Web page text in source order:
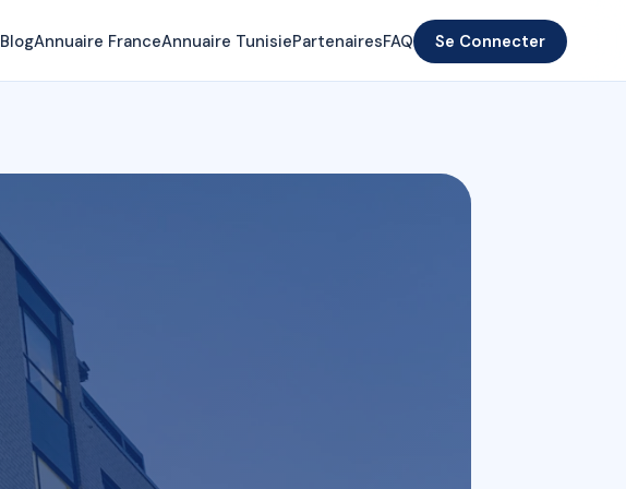
BlogAnnuaire FranceAnnuaire TunisiePartenairesFAQ Se Connecter